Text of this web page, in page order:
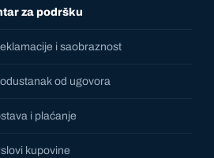
za podršku
i saobraznost
od ugovora
i plaćanje
kupovine